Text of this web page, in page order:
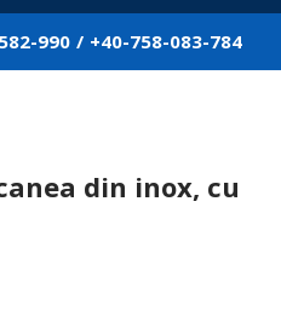
990 / +40-758-083-784
din inox, cu